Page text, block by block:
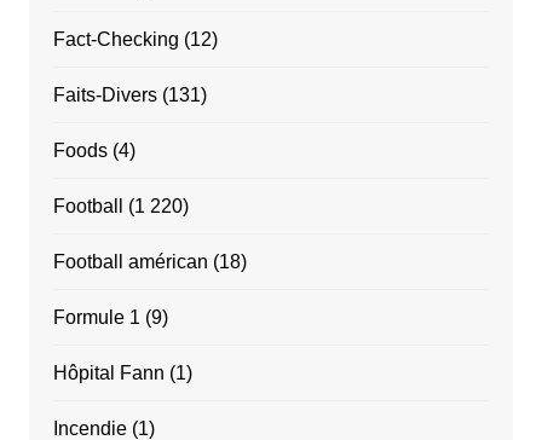
Fact-Checking (12)
Faits-Divers(131)
Foods(4)
Football (1 220)
Football américan (18)
Formule 1 (9)
Hôpital Fann (1)
Incendie(1)